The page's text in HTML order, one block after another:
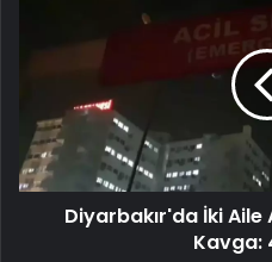
Kavga:
4
Yaralı
Diyarbakır'da İki Aile
Kavga: